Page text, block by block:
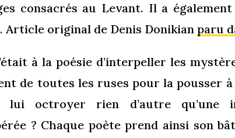
consacrés au Levant. Il a
Article original de Denis Donikianparu
à la poésie d’interpeller les
de toutes les ruses pour la pousser à
lui octroyer rien d’autre qu’une
? Chaque poète prend ainsi son